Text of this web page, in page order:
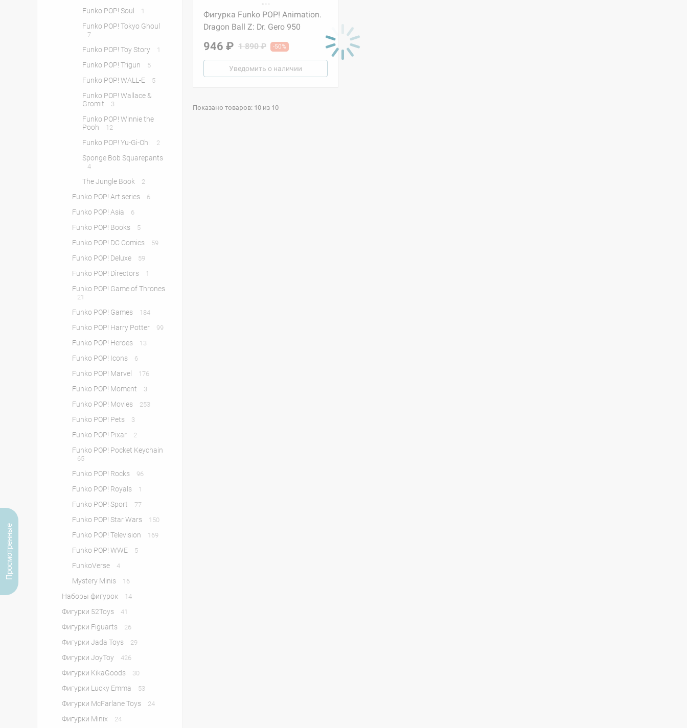
Funko POP! Soul 1
Funko POP! Tokyo Ghoul
7
Funko POP! Toy Story 1
Funko POP! Trigun 5
Funko POP! WALL-E 5
Funko POP! Wallace &
Gromit
3
Funko POP! Winnie the
Pooh
12
Funko POP! Yu-Gi-Oh! 2
Sponge Bob Squarepants
4
The Jungle Book 2
Funko POP! Art series 6
Funko POP! Asia 6
Funko POP! Books 5
Funko POP! DC Comics 59
Funko POP! Deluxe 59
Funko POP! Directors 1
Funko POP! Game of Thrones
21
Funko POP! Games 184
Funko POP! Harry Potter 99
Funko POP! Heroes 13
Funko POP! Icons 6
Funko POP! Marvel 176
Funko POP! Moment 3
Funko POP! Movies 253
Funko POP! Pets 3
Funko POP! Pixar 2
Funko POP! Pocket Keychain
65
Funko POP! Rocks 96
Funko POP! Royals 1
Funko POP! Sport 77
Funko POP! Star Wars 150
Funko POP! Television 169
Funko POP! WWE 5
FunkoVerse 4
Mystery Minis 16
Наборы фигурок 14
Фигурки 52Toys 41
Фигурки Figuarts 26
Фигурки Jada Toys 29
Фигурки JoyToy 426
Фигурки KikaGoods 30
Фигурки Lucky Emma 53
Фигурки McFarlane Toys 24
Фигурки Minix 24
Фигурка Funko POP! Animation.
Dragon Ball Z: Dr. Gero 950
946 ₽ 1 890 ₽ -50%
Уведомить о наличии
Показано товаров: 10 из 10
Просмотренные